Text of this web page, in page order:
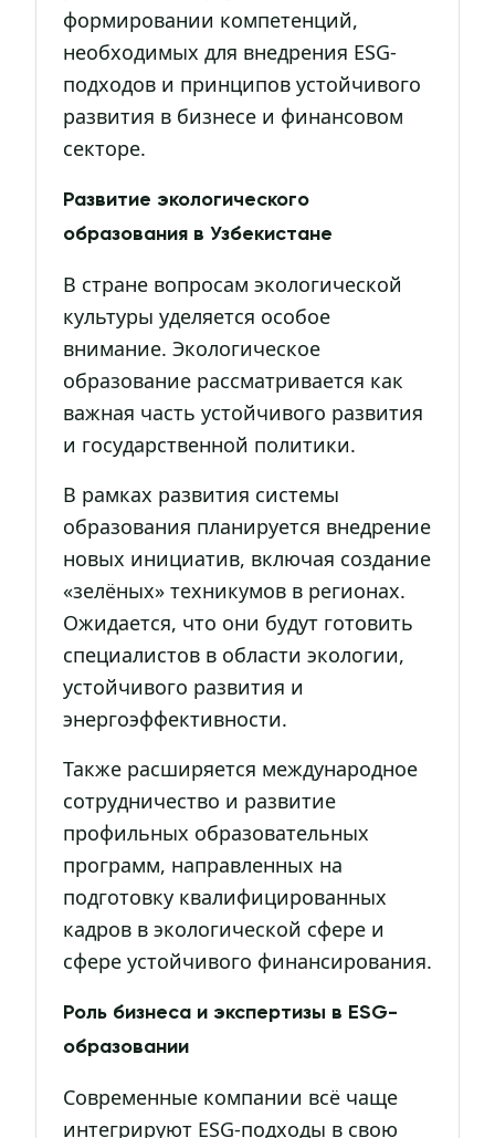
формировании компетенций,
необходимых для внедрения ESG-
подходов и принципов устойчивого
развития в бизнесе и финансовом
секторе.
Развитие экологического
образования в Узбекистане
В стране вопросам экологической
культуры уделяется особое
внимание. Экологическое
образование рассматривается как
важная часть устойчивого развития
и государственной политики.
В рамках развития системы
образования планируется внедрение
новых инициатив, включая создание
«зелёных» техникумов в регионах.
Ожидается, что они будут готовить
специалистов в области экологии,
устойчивого развития и
энергоэффективности.
Также расширяется международное
сотрудничество и развитие
профильных образовательных
программ, направленных на
подготовку квалифицированных
кадров в экологической сфере и
сфере устойчивого финансирования.
Роль бизнеса и экспертизы в ESG-
образовании
Современные компании всё чаще
интегрируют ESG-подходы в свою